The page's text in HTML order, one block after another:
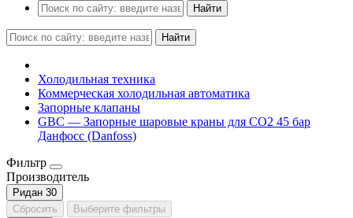
Найти
Найти
Холодильная техника
Коммерческая холодильная автоматика
Запорные клапаны
GBC — Запорные шаровые краны для CO2 45 бар
Данфосс (Danfoss)
Фильтр
Производитель
Ридан 30
Сбросить
Выберите фильтры